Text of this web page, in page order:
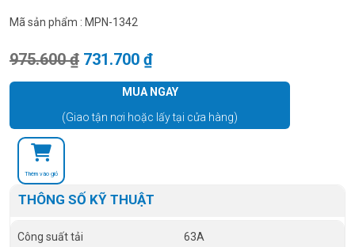
Mã sản phẩm : MPN-1342
975.600₫ Giá gốc là: 975.600 ₫.
731.700 ₫Giá hiện tại là: 731.700 ₫.
MUA NGAY
(Giao tận nơi hoặc lấy tại cửa hàng)
Thêm vào giỏ
THÔNG SỐ KỸ THUẬT
Công suất tải 63A